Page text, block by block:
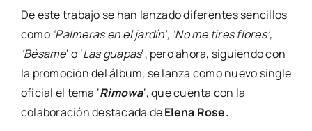
De este trabajo se han lanzado diferentes sencillos
como ‘Palmeras en el jardín’, ‘No me tires flores’,
‘Bésame‘ o ‘Las guapas‘, pero ahora, siguiendo con
la promoción del álbum, se lanza como nuevo single
oficial el tema ‘Rimowa‘, que cuenta con la
colaboración destacada deElena Rose.